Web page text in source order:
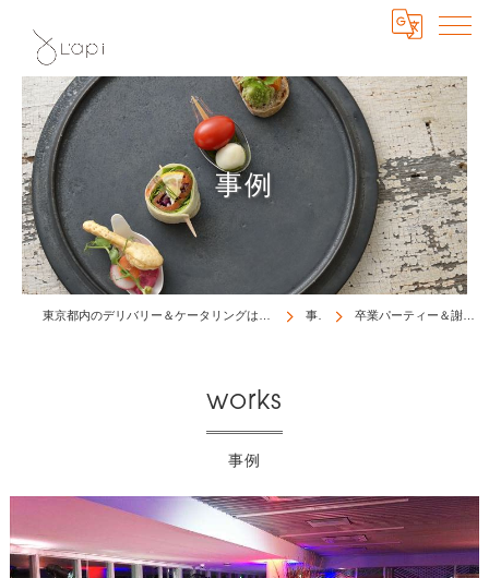
事例
事例 卒業パーティー＆謝恩会 600名様
事例
works